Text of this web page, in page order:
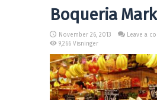
Boqueria
November 26, 2013
Leave a
9,266 Visninger